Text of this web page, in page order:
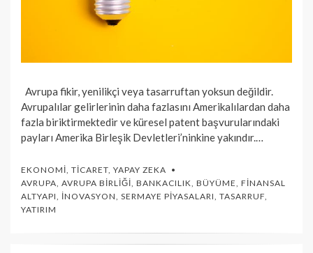
Avrupa fikir, yenilikçi veya tasarruftan yoksun değildir.
Avrupalılar gelirlerinin daha fazlasını Amerikalılardan daha
fazla biriktirmektedir ve küresel patent başvurularındaki
payları Amerika Birleşik Devletleri’ninkine yakındır.…
EKONOMI, TICARET, YAPAY ZEKA
AVRUPA, AVRUPA BIRLIĞI, BANKACILIK, BÜYÜME, FINANSAL
ALTYAPI, İNOVASYON, SERMAYE PIYASALARI, TASARRUF,
YATIRIM